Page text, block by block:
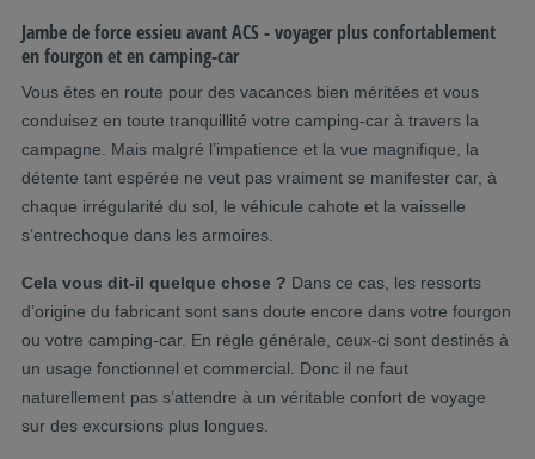
Jambe de force essieu avant ACS - voyager plus confortablement
en fourgon et en camping-car
Vous êtes en route pour des vacances bien méritées et vous
conduisez en toute tranquillité votre camping-car à travers la
campagne. Mais malgré l’impatience et la vue magnifique, la
détente tant espérée ne veut pas vraiment se manifester car, à
chaque irrégularité du sol, le véhicule cahote et la vaisselle
s’entrechoque dans les armoires.
Cela vous dit-il quelque chose ? Dans ce cas, les ressorts
d’origine du fabricant sont sans doute encore dans votre fourgon
ou votre camping-car. En règle générale, ceux-ci sont destinés à
un usage fonctionnel et commercial. Donc il ne faut
naturellement pas s’attendre à un véritable confort de voyage
sur des excursions plus longues.